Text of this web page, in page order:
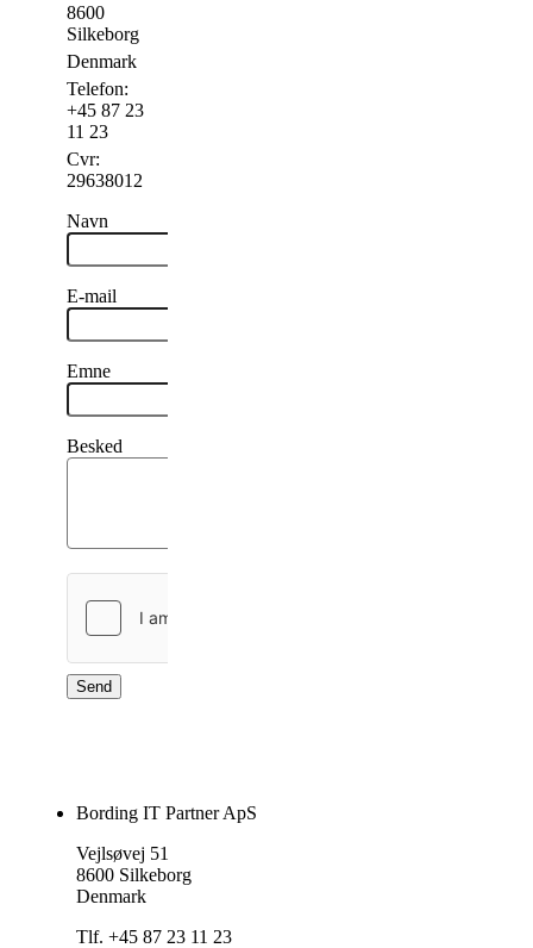
8600
Silkeborg
Denmark
Telefon:
+45 87 23
11 23
Cvr:
29638012
Navn
E-mail
Emne
Besked
Send
Bording IT Partner ApS
Vejlsøvej 51
8600 Silkeborg
Denmark
Tlf. +45 87 23 11 23